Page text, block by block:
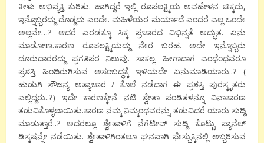
ಕೀಳು ಅಭಿವ್ಯಕ್ತಿ ಕುರಿತು. ಹಾಗಿದ್ದರೆ ಇಲ್ಲಿ ರೂಪಲಕ್ಷ್ಮಿಯ ಅವಹೇಳನ ಚಿಕ್ಕದು,
ಇನ್ನೊಬ್ಬರದ್ದು ದೊಡ್ಡದು ಎಂದೇ. ಮಹಿಳೆಯರ ಮರ್ಯಾದೆ ಎಂದರೆ ಎಲ್ಲ ಒಂದೇ
ಅಲ್ಲವೇ…? ಆದರೆ ಎರಡಕ್ಕೂ ಸಿಕ್ಕ ಪ್ರಚಾರದ ವಿಭಿನ್ನತೆ ಅದ್ಭುತ. ಏನು
ಮಾಡೋಣ.ಕಾರಣ ರೂಪಲಕ್ಷ್ಮಿಯದ್ದು ನೇರ ಬರಹ. ಅದೇ ಇನ್ನೊಬ್ಬರು
ದೂರುದಾರರದ್ದು ಪ್ರಗತಿಪರ ನಿಲುವು. ಸಾಕಲ್ಲ. ಹೀಗಾದಾಗ ಎಂಥೆಂಥವರೂ
ಪ್ರಶಸ್ತಿ ಹಿಂದಿರುಗಿಸುವ ಅಸಂಬದ್ಧಕ್ಕೆ ಇಳಿಯದೇ ಏನುಮಾಡಿಯಾರು..? (
ಹುಡುಗಿ ಸೌಜನ್ಯ ಅತ್ಯಾಚಾರ / ಕೊಲೆ ನಡೆದಾಗ ಈ ಪ್ರಶಸ್ತಿ ಪುರಸ್ಕೃತರು
ಎಲ್ಲಿದ್ದರು..?) ಇದೇ ಕಾರಣಕ್ಕೇನೆ ನಟಿ ಶ್ವೇತಾ ಪಂಡಿತಳನ್ನೂ ವಿನಾಕಾರಣ
ತಡುವಿಕೊಳ್ಳಲಾಯಿತು.ಕಾರಣ ನಮ್ಮ ನಿಮ್ಮಂಥವರನ್ನು ತಡುವಿದರೆ ಯಾರು ಸುದ್ದಿ
ಮಾಡುತ್ತಾರೆ..? ಅದರಲ್ಲೂ ಶ್ವೇತಾಳಿಗೆ ನೆಗೆಟೀವ್ ಸುದ್ದಿ ಕೊಟ್ಟು ಪ್ಯಾನೆಲ್
ಡಿಸ್ಕಷನ್ನೇ ನಡೆಯಿತು. ಶ್ವೇತಾಳಿಗಿಂತಲೂ ಘನವಾಗಿ ಫೇಸ್ಬುಕ್ಕಿನಲ್ಲಿ ಅಬ್ಬರಿಸುವ